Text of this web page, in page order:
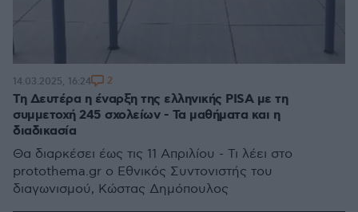
Τη Δευτέρα η έναρξη της ελληνικής PISA με τη
συμμετοχή 245 σχολείων - Τα μαθήματα και η
διαδικασία
Θα διαρκέσει έως τις 11 Απριλίου - Τι λέει στο
protothema.gr ο Εθνικός Συντονιστής του
διαγωνισμού, Κώστας Δημόπουλος
14.03.2025, 16:24 2